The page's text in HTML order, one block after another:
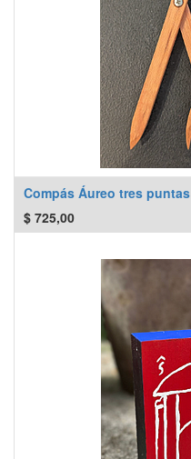
Compás Áureo tres puntas
$ 725,00